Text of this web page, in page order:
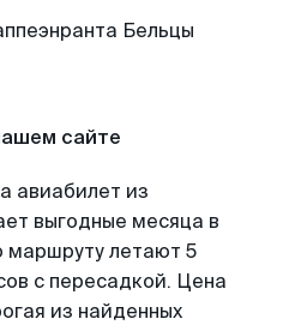
сайте
авиабилет из
выгодные месяца в
маршруту летают 5
с пересадкой. Цена
из найденных